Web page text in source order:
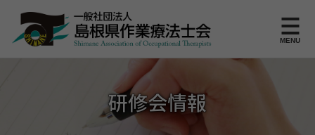
このページの本文へ
MENU
研修会情報